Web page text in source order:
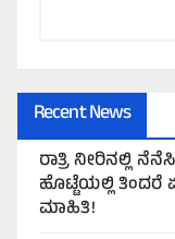
Recent News
ರಾತ್ರಿ ನೀರಿನಲ್ಲಿ
ಹೊಟ್ಟೆಯಲ್ಲಿ ತಿಂದರೆ
ಮಾಹಿತಿ!